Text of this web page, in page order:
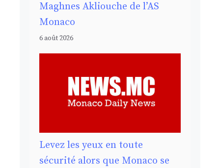
Maghnes Akliouche de l’AS
Monaco
6 août 2026
Levez les yeux en toute
sécurité alors que Monaco se